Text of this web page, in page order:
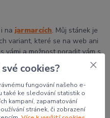
na jarmarcích. Můj stánek je
variant, které se na web ani
vámi a možnost poradit vám s
tvorbu a dáváte mým
cookies?
fungování našeho e-
také ke sledování statistik o
kampaní, zapamatování
stránek, či zobrazení